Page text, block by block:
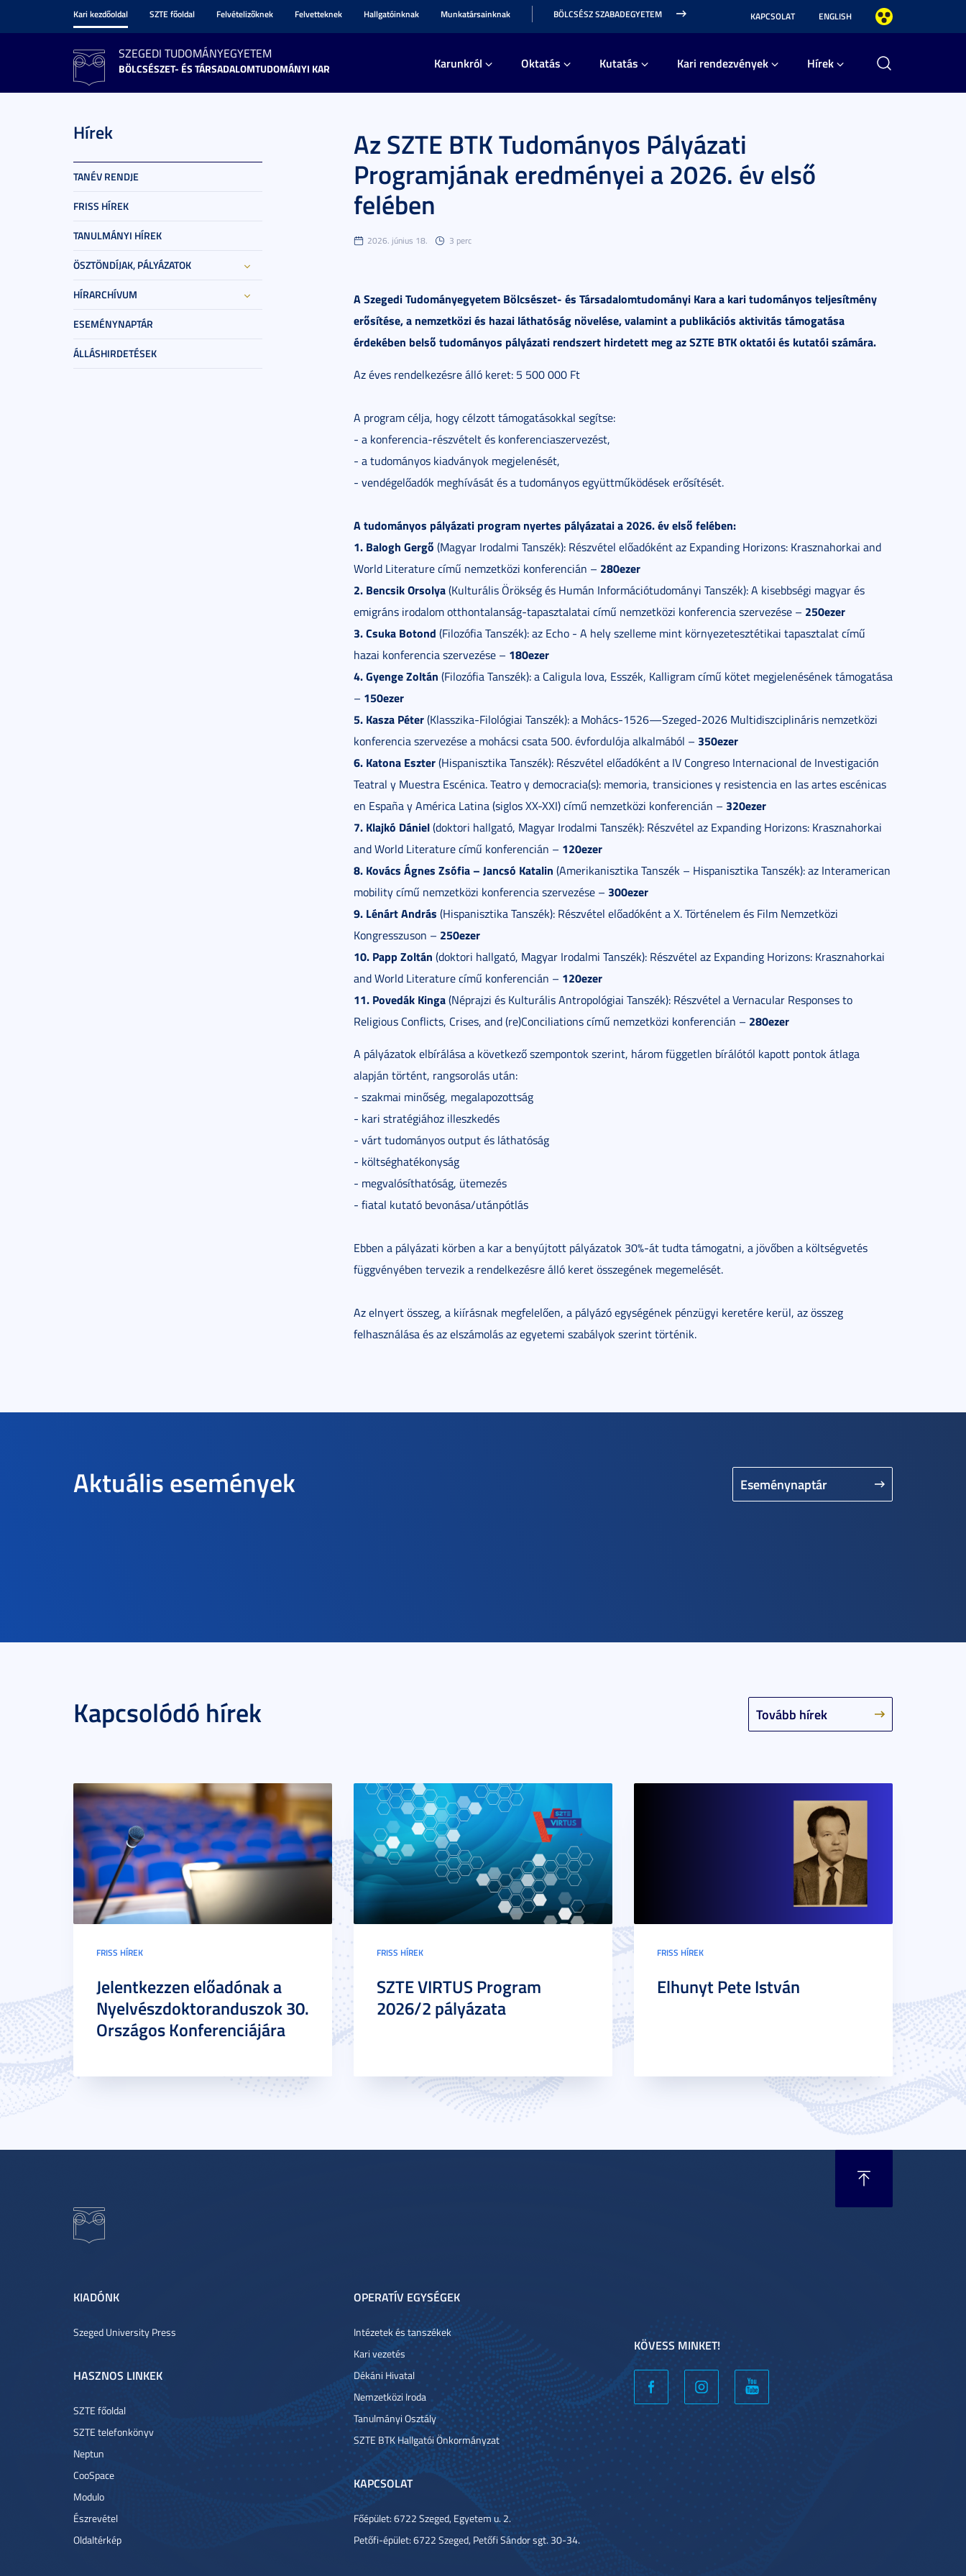
Kari kezdőoldal SZTE főoldal Felvételizőknek Felvetteknek Hallgatóinknak Munkatársainknak BÖLCSÉSZ SZABADEGYETEM KAPCSOLAT ENGLISH
SZEGEDI TUDOMÁNYEGYETEM
BÖLCSÉSZET- ÉS TÁRSADALOMTUDOMÁNYI KAR Karunkról Oktatás Kutatás Kari rendezvények Hírek
Hírek
TANÉV RENDJE
FRISS HÍREK
TANULMÁNYI HÍREK
ÖSZTÖNDÍJAK, PÁLYÁZATOK
HÍRARCHÍVUM
ESEMÉNYNAPTÁR
ÁLLÁSHIRDETÉSEK
Az SZTE BTK Tudományos Pályázati
Programjának eredményei a 2026. év első
felében
2026. június 18. 3 perc
A Szegedi Tudományegyetem Bölcsészet- és Társadalomtudományi Kara a kari tudományos teljesítmény
erősítése, a nemzetközi és hazai láthatóság növelése, valamint a publikációs aktivitás támogatása
érdekében belső tudományos pályázati rendszert hirdetett meg az SZTE BTK oktatói és kutatói számára.
Az éves rendelkezésre álló keret: 5 500 000 Ft
A program célja, hogy célzott támogatásokkal segítse:
- a konferencia-részvételt és konferenciaszervezést,
- a tudományos kiadványok megjelenését,
- vendégelőadók meghívását és a tudományos együttműködések erősítését.
A tudományos pályázati program nyertes pályázatai a 2026. év első felében:
1. Balogh Gergő (Magyar Irodalmi Tanszék): Részvétel előadóként az Expanding Horizons: Krasznahorkai and
World Literature című nemzetközi konferencián – 280ezer
2. Bencsik Orsolya(Kulturális Örökség és Humán Információtudományi Tanszék): A kisebbségi magyar és
emigráns irodalom otthontalanság-tapasztalatai című nemzetközi konferencia szervezése – 250ezer
3. Csuka Botond (Filozófia Tanszék): az Echo - A hely szelleme mint környezetesztétikai tapasztalat című
hazai konferencia szervezése – 180ezer
4.Gyenge Zoltán (Filozófia Tanszék): a Caligula lova, Esszék, Kalligram című kötet megjelenésének támogatása
– 150ezer
5. Kasza Péter(Klasszika-Filológiai Tanszék): a Mohács-1526—Szeged-2026 Multidiszciplináris nemzetközi
konferencia szervezése a mohácsi csata 500. évfordulója alkalmából – 350ezer
6. Katona Eszter(Hispanisztika Tanszék): Részvétel előadóként a IV Congreso Internacional de Investigación
Teatral y Muestra Escénica. Teatro y democracia(s): memoria, transiciones y resistencia en las artes escénicas
en España y América Latina (siglos XX-XXI) című nemzetközi konferencián – 320ezer
7. Klajkó Dániel(doktori hallgató, Magyar Irodalmi Tanszék): Részvétel az Expanding Horizons: Krasznahorkai
and World Literature című konferencián – 120ezer
8. Kovács Ágnes Zsófia – Jancsó Katalin (Amerikanisztika Tanszék – Hispanisztika Tanszék): az Interamerican
mobility című nemzetközi konferencia szervezése – 300ezer
9. Lénárt András (Hispanisztika Tanszék): Részvétel előadóként a X. Történelem és Film Nemzetközi
Kongresszuson – 250ezer
10. Papp Zoltán (doktori hallgató, Magyar Irodalmi Tanszék): Részvétel az Expanding Horizons: Krasznahorkai
and World Literature című konferencián – 120ezer
11. Povedák Kinga(Néprajzi és Kulturális Antropológiai Tanszék): Részvétel a Vernacular Responses to
Religious Conflicts, Crises, and (re)Conciliations című nemzetközi konferencián – 280ezer
A pályázatok elbírálása a következő szempontok szerint, három független bírálótól kapott pontok átlaga
alapján történt, rangsorolás után:
- szakmai minőség, megalapozottság
- kari stratégiához illeszkedés
- várt tudományos output és láthatóság
- költséghatékonyság
- megvalósíthatóság, ütemezés
- fiatal kutató bevonása/utánpótlás
Ebben a pályázati körben a kar a benyújtott pályázatok 30%-át tudta támogatni, a jövőben a költségvetés
függvényében tervezik a rendelkezésre álló keret összegének megemelését.
Az elnyert összeg, a kiírásnak megfelelően, a pályázó egységének pénzügyi keretére kerül, az összeg
felhasználása és az elszámolás az egyetemi szabályok szerint történik.
Aktuális események Eseménynaptár
Kapcsolódó hírek Tovább hírek
FRISS HÍREK
Jelentkezzen előadónak a
Nyelvészdoktoranduszok 30.
Országos Konferenciájára
FRISS HÍREK
SZTE VIRTUS Program
2026/2 pályázata
FRISS HÍREK
Elhunyt Pete István
KIADÓNK
Szeged University Press
HASZNOS LINKEK
SZTE főoldal
SZTE telefonkönyv
Neptun
CooSpace
Modulo
Észrevétel
Oldaltérkép
OPERATÍV EGYSÉGEK
Intézetek és tanszékek
Kari vezetés
Dékáni Hivatal
Nemzetközi Iroda
Tanulmányi Osztály
SZTE BTK Hallgatói Önkormányzat
KAPCSOLAT
Főépület: 6722 Szeged, Egyetem u. 2.
Petőfi-épület: 6722 Szeged, Petőfi Sándor sgt. 30-34.
KÖVESS MINKET!